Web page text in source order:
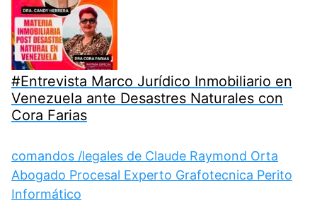
#Entrevista Marco Jurídico Inmobiliario en
Venezuela ante Desastres Naturales con
Cora Farias
comandos /legales de Claude Raymond Orta
Abogado Procesal Experto Grafotecnica Perito
Informático